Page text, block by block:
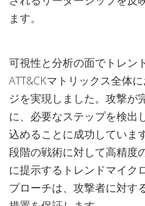
ます。
可視性と分析の面でトレン
ATT&CKマトリックス全体
ジを実現しました。攻撃が
に、必要なステップを検出
込めることに成功していま
段階の戦術に対して高精度
に提示するトレンドマイク
プローチは、攻撃者に対す